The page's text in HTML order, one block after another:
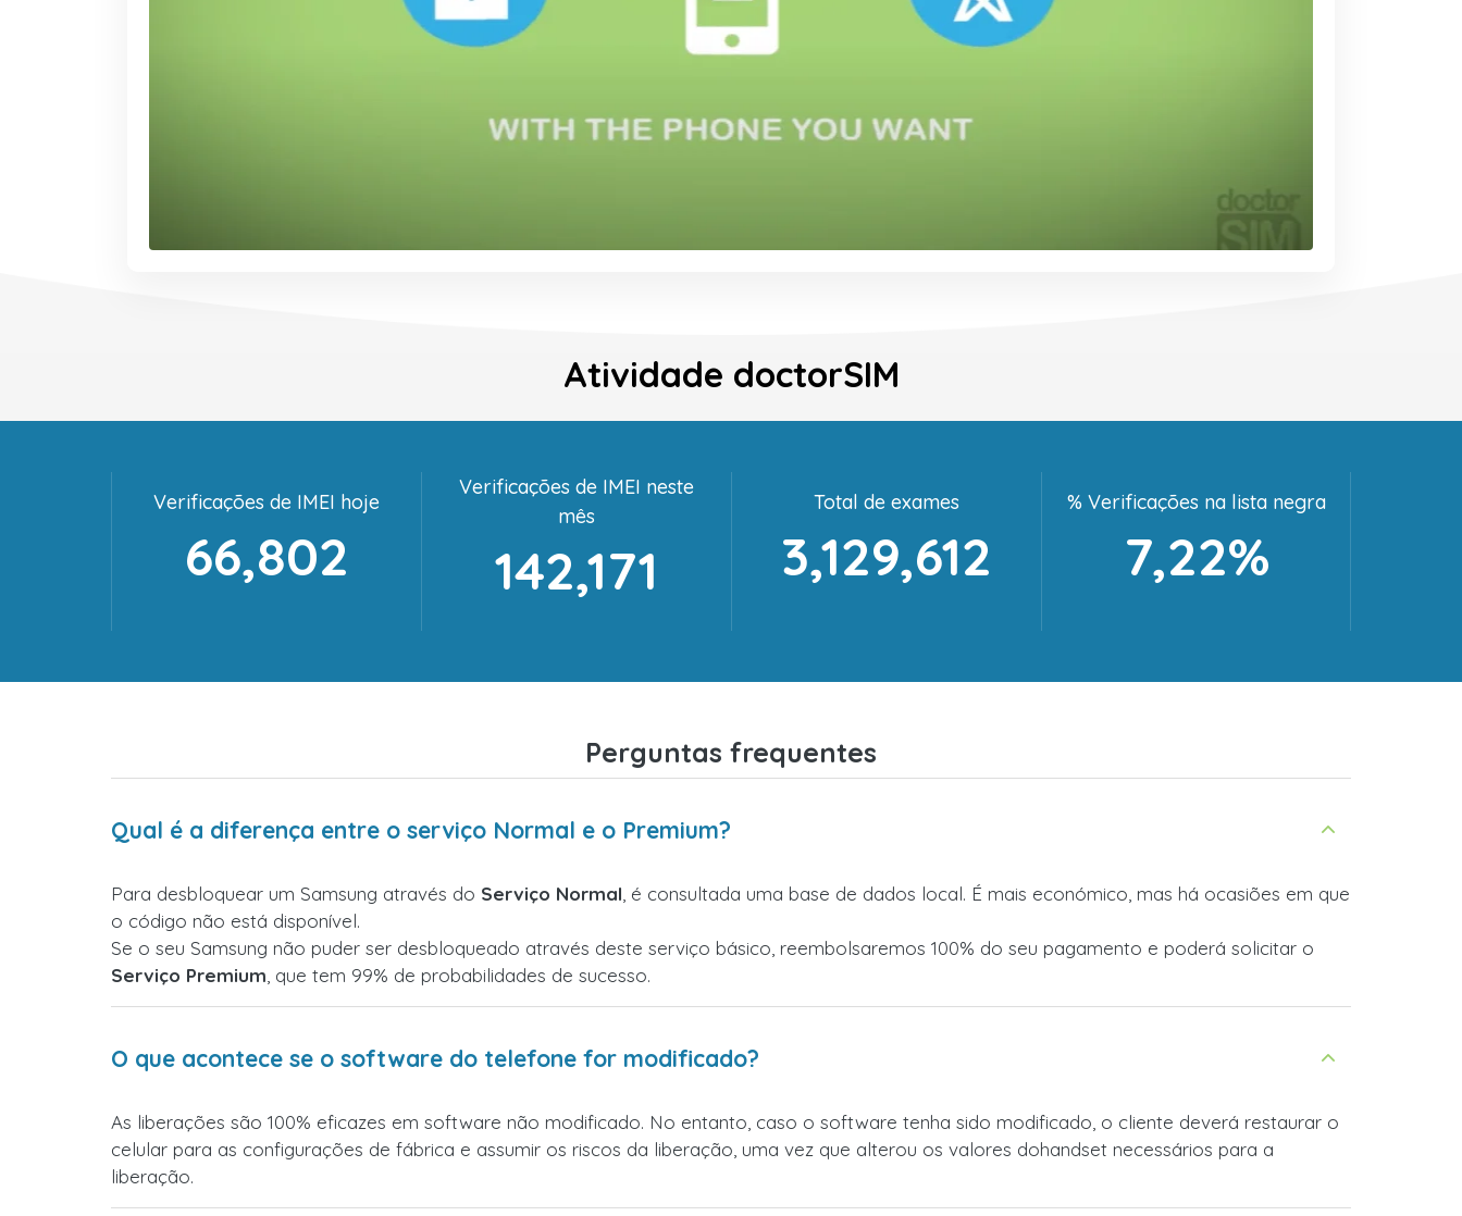
Atividade doctorSIM
Verificações de IMEI hoje
66,802
Verificações de IMEI neste
mês
142,171
Total de exames
3,129,612
% Verificações na lista negra
7,22%
Perguntas frequentes
Qual é a diferença entre o serviço Normal e o Premium?
Para desbloquear um Samsung através do Serviço Normal , é consultada uma base de dados local. É mais económico, mas há ocasiões em que
o código não está disponível.
Se o seu Samsung não puder ser desbloqueado através deste serviço básico, reembolsaremos 100% do seu pagamento e poderá solicitar o
Serviço Premium , que tem 99% de probabilidades de sucesso.
O que acontece se o software do telefone for modificado?
As liberações são 100% eficazes em software não modificado. No entanto, caso o software tenha sido modificado, o cliente deverá restaurar o
celular para as configurações de fábrica e assumir os riscos da liberação, uma vez que alterou os valores dohandset necessários para a
liberação.